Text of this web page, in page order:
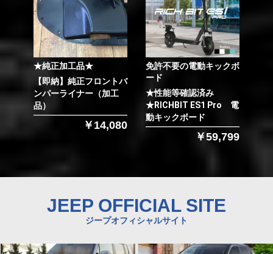
★純正加工品★
【即納】純正フロントバ
ンパーライナー（加工
品）
￥14,080
免許不要の電動キックボ
ード
★性能等確認済み
★RICHBIT ES1 Pro 電
動キックボード
￥59,799
JEEP OFFICIAL SITE
ジープオフィシャルサイト